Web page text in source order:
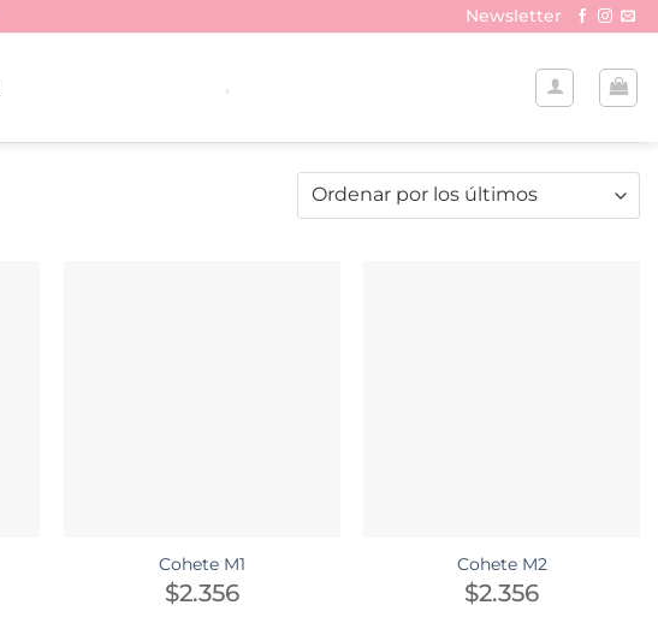
Newsletter
Cohete M1
$2.356
Cohete M2
$2.356